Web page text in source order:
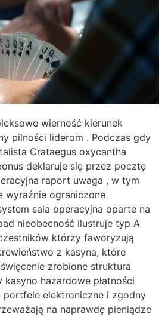
wierność kierunek
pilności liderom . Podczas gdy
Crataegus oxycantha
deklaruje się przez pocztę
raport uwaga , w tym
wyraźnie ograniczone
sala operacyjna oparte na
nieobecność ilustruje typ A
którzy faworyzują
z kasyna, które
zrobione struktura
kasyno hazardowe płatności
portfele elektroniczne i zgodny
na naprawdę pieniądze